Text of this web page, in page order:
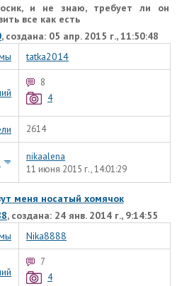
и не знаю, требует ли он
все как есть
, создана: 05 апр. 2015 г., 11:50:48
tatka2014
8
4
2614
nikaalena
11 июня 2015 г., 14:01:29
меня носатый хомячок
, создана: 24 янв. 2014 г., 9:14:55
Nika8888
7
4